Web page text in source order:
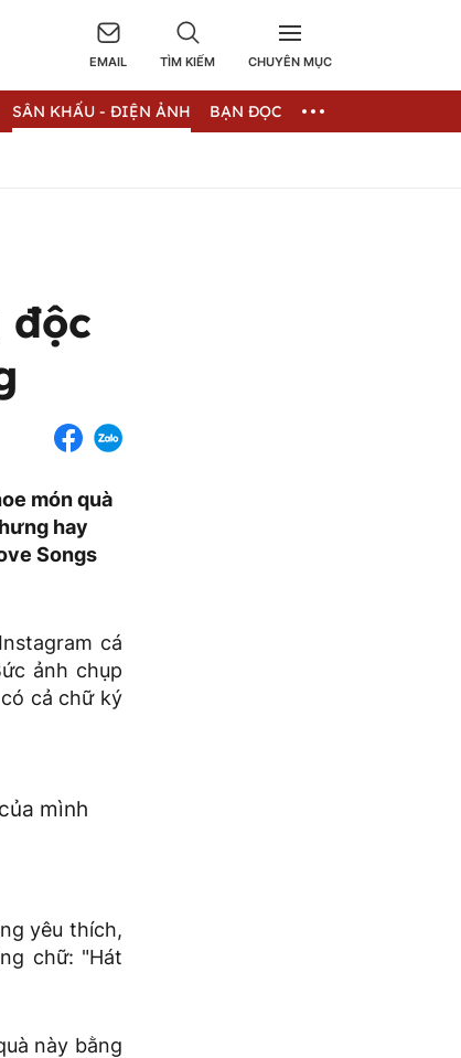
EMAIL TÌM KIẾM CHUYÊN MỤC
SÂN KHẤU - ĐIỆN ẢNH BẠN ĐỌC
độc
món quà
hay
Songs
cá
ảnh chụp
cả chữ ký
mình
yêu thích,
chữ: "Hát
này bằng